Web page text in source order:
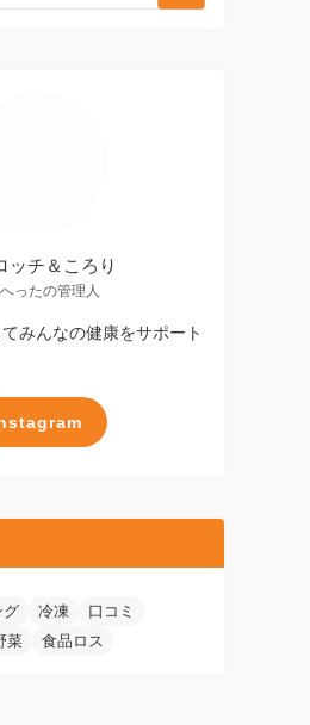
ッチ＆ころり
ったの管理人
みんなの健康をサポート
グ 冷凍
口コミ
菜 食品ロス